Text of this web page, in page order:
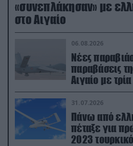
«συνεπλάκησαν» με
στο Αιγαίο
06.08.2026
Νέες
παραβάσεις
Αιγαίο με τρία
31.07.2026
Πάνω από
πέταξε για
2023